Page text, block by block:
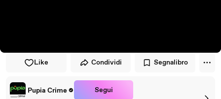
Like Condividi Segnalibro
Pupia Crime Segui